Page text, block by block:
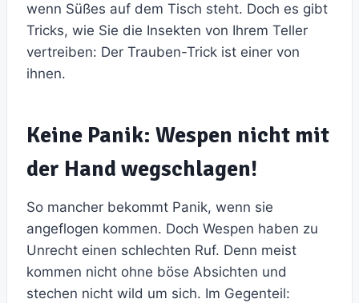
wenn Süßes auf dem Tisch steht. Doch es gibt
Tricks, wie Sie die Insekten von Ihrem Teller
vertreiben: Der Trauben-Trick ist einer von
ihnen.
Keine Panik: Wespen nicht mit
der Hand wegschlagen!
So mancher bekommt Panik, wenn sie
angeflogen kommen. Doch Wespen haben zu
Unrecht einen schlechten Ruf. Denn meist
kommen nicht ohne böse Absichten und
stechen nicht wild um sich. Im Gegenteil: